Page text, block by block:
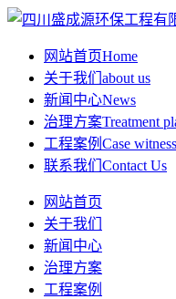
网站首页Home
关于我们 about us
新闻中心News
治理方案Treatment
工程案例 Case witness
联系我们 Contact Us
网站首页
关于我们
新闻中心
治理方案
工程案例